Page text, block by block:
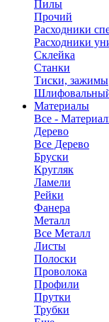
Пилы
Прочий
Расходники
Расходники
Склейка
Станки
Тиски, зажимы
Материалы
Все -
Дерево
Все Дерево
Бруски
Кругляк
Ламели
Рейки
Фанера
Металл
Все Металл
Листы
Полоски
Проволока
Профили
Прутки
Трубки